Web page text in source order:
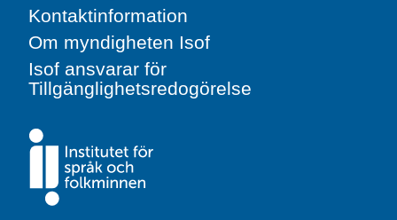
Kontaktinformation
Om myndigheten Isof
Isof ansvarar för
Tillgänglighetsredogörelse